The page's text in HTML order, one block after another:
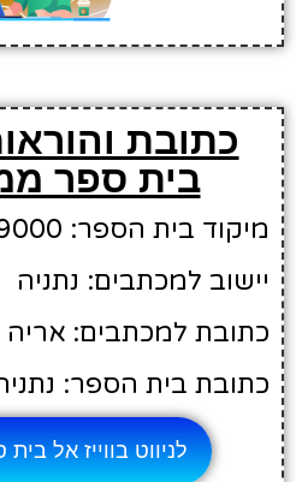
כתובת
בית ספר
מיקוד בית הספר: 4249000
יישוב למכתבים: נתניה
כתובת למכתבים: אריה
כתובת בית הספר: נתניה
לניווט בווייז אל